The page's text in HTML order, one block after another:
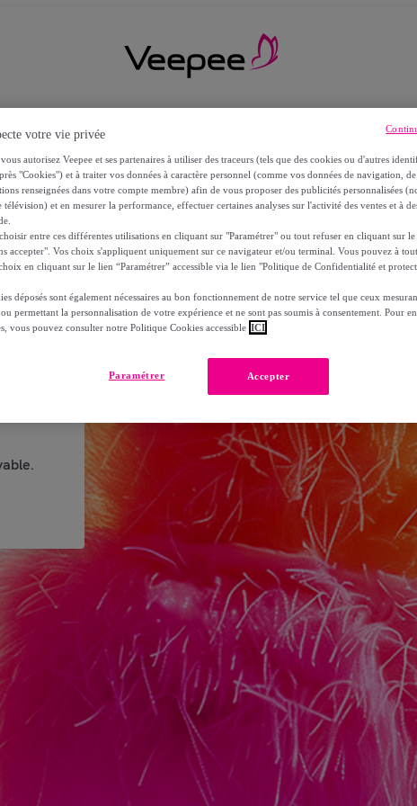
votre vie privée
autorisez Veepee et ses partenaires à utiliser des traceurs (tels que des cookies ou d'autres
"Cookies") et à traiter vos données à caractère personnel (comme vos données de navigation,
renseignées dans votre compte membre) afin de vous proposer des publicités personnalisées
télévision) et en mesurer la performance, effectuer certaines analyses sur l'activité des ventes et à
entre ces différentes utilisations en cliquant sur "Paramétrer" ou tout refuser en cliquant sur
accepter". Vos choix s'appliquent uniquement sur ce navigateur et/ou terminal. Vous pouvez à
en cliquant sur le lien “Paramétrer” accessible via le lien "Politique de Confidentialité et
déposés sont également nécessaires au bon fonctionnement de notre service tel que ceux
permettant la personnalisation de votre expérience et ne sont pas soumis à consentement. Pour
vous pouvez consulter notre Politique Cookies accessible ICI
Accepter
Paramétrer